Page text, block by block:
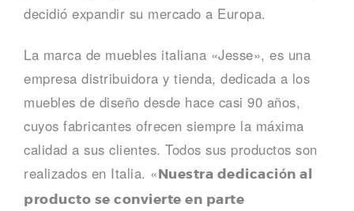
o
H
o
g
a
r
decidió expandir su mercado a Europa.
La marca de muebles italiana «Jesse», es una
empresa distribuidora y tienda, dedicada a los
muebles de diseño desde hace casi 90 años,
cuyos fabricantes ofrecen siempre la máxima
calidad a sus clientes. Todos sus productos son
realizados en Italia. «Nuestra dedicación al
producto se convierte en parte